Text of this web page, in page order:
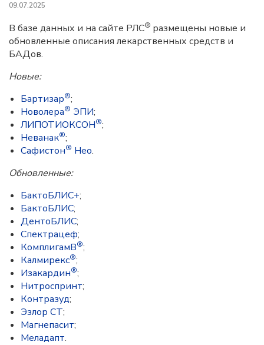
09.07.2025
В базе данных и на сайте РЛС® размещены новые и
обновленные описания лекарственных средств и
БАДов.
Новые:
Бартизар®;
Новолера® ЭПИ;
ЛИПОТИОКСОН®;
Неванак®;
Сафистон® Нео.
Обновленные:
БактоБЛИС+;
БактоБЛИС;
ДентоБЛИС;
Спектрацеф;
КомплигамB®;
Калмирекс®;
Изакардин®;
Нитроспринт;
Контразуд;
Эзлор СТ;
Магнепасит;
Меладапт.